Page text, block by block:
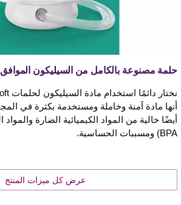
حلمة مصنوعة بالكامل من السيليكون
أنها مادة آمنة وخاملة ومستخدمة بكثرة في
أيضًا خالية من المواد الكيميائية الضارة
BPA) ومسببات الحساسية.
عرض كل ميزات المنتج